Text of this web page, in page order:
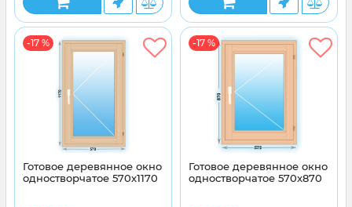
-17 %
Готовое деревянное окно
одностворчатое 570х1170
-17 %
Готовое деревянное окно
одностворчатое 570x870